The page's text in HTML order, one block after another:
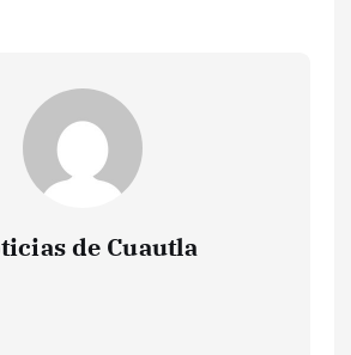
de Cuautla